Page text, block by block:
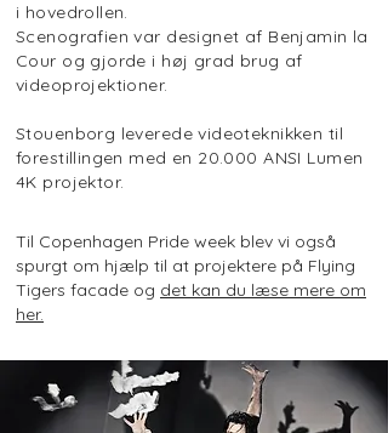
i hovedrollen.
Scenografien var designet af Benjamin la
Cour og gjorde i høj grad brug af
videoprojektioner.
Stouenborg leverede videoteknikken til
forestillingen med en 20.000 ANSI Lumen
4K projektor.
Til Copenhagen Pride week blev vi også
spurgt om hjælp til at projektere på Flying
Tigers facade og det kan du læse mere om
her.